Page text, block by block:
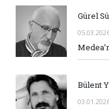
Gürel
Bülent